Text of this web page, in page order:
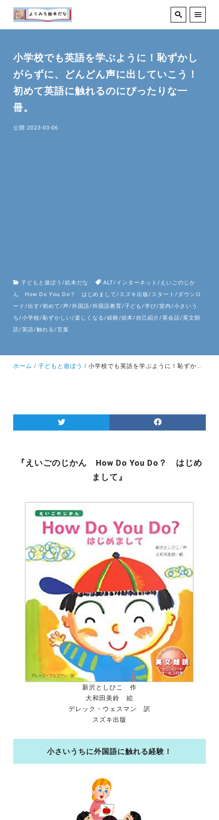
小学校でも英語を学ぶように！恥ずかし
がらずに、どんどん声に出していこう！
初めて英語に触れるのにぴったりな一
冊。
公開:2023-03-06
子どもと遊ぼう /絵本だな ALT/ インターネット / えいごのじか
ん How Do You Do？ はじめまして/ スズキ出版/ スタート/ ダウンロ
ード/出す/初めて/声/外国語/外国語教育/子ども/学び/室内/小さいう
ち/小学校/恥ずかしい/楽しくなる/経験/絵本/ 自己紹介/英会話/英文朗
読/英語/触れる/言葉
ホーム 子どもと遊ぼう 小学校でも英語を学ぶように！恥ずかしがらずに、どんどん声に出していこう！初めて英語に触れるのにぴったりな一冊。
『えいごのじかん How Do You Do？ はじめ
まして』
新沢としひこ 作
大和田美鈴 絵
デレック・ウェスマン 訳
スズキ出版
小さいうちに外国語に触れる経験！